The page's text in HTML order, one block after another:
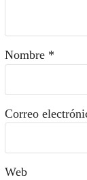
Nombre *
Correo
Web